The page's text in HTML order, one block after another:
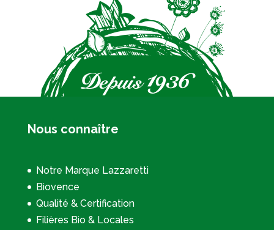
Nous connaître
Notre Marque Lazzaretti
Biovence
Qualité & Certification
Filières Bio & Locales